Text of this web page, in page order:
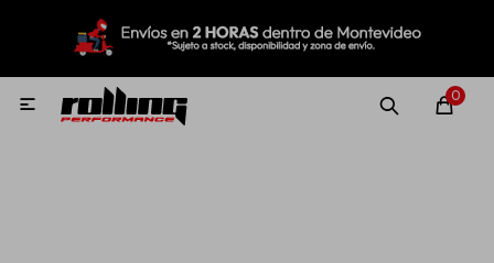
0

MI CUENTA
Nuevo! Rolling Repuestos